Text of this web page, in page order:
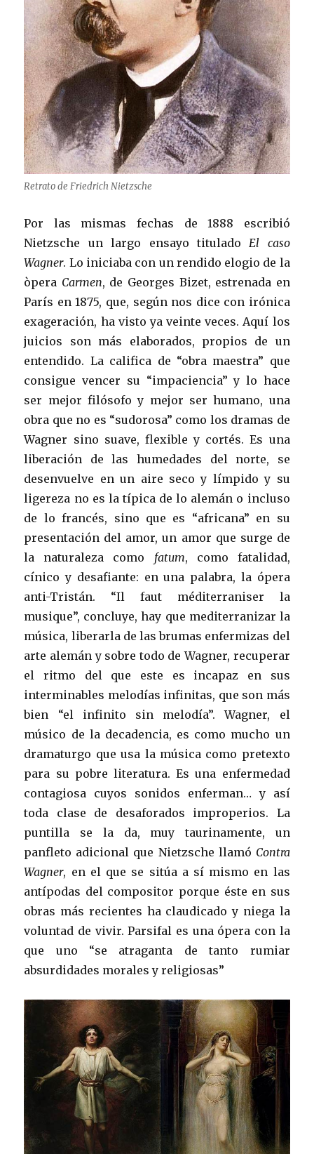
Retrato de Friedrich Nietzsche
Por las mismas fechas de 1888 escribió
Nietzsche un largo ensayo titulado El caso
Wagner. Lo iniciaba con un rendido elogio de la
òpera Carmen, de Georges Bizet, estrenada en
París en 1875, que, según nos dice con irónica
exageración, ha visto ya veinte veces. Aquí los
juicios son más elaborados, propios de un
entendido. La califica de “obra maestra” que
consigue vencer su “impaciencia” y lo hace
ser mejor filósofo y mejor ser humano, una
obra que no es “sudorosa” como los dramas de
Wagner sino suave, flexible y cortés. Es una
liberación de las humedades del norte, se
desenvuelve en un aire seco y límpido y su
ligereza no es la típica de lo alemán o incluso
de lo francés, sino que es “africana” en su
presentación del amor, un amor que surge de
la naturaleza como fatum, como fatalidad,
cínico y desafiante: en una palabra, la ópera
anti-Tristán. “Il faut méditerraniser la
musique”, concluye, hay que mediterranizar la
música, liberarla de las brumas enfermizas del
arte alemán y sobre todo de Wagner, recuperar
el ritmo del que este es incapaz en sus
interminables melodías infinitas, que son más
bien “el infinito sin melodía”. Wagner, el
músico de la decadencia, es como mucho un
dramaturgo que usa la música como pretexto
para su pobre literatura. Es una enfermedad
contagiosa cuyos sonidos enferman… y así
toda clase de desaforados improperios. La
puntilla se la da, muy taurinamente, un
panfleto adicional que Nietzsche llamó Contra
Wagner, en el que se sitúa a sí mismo en las
antípodas del compositor porque éste en sus
obras más recientes ha claudicado y niega la
voluntad de vivir. Parsifal es una ópera con la
que uno “se atraganta de tanto rumiar
absurdidades morales y religiosas”